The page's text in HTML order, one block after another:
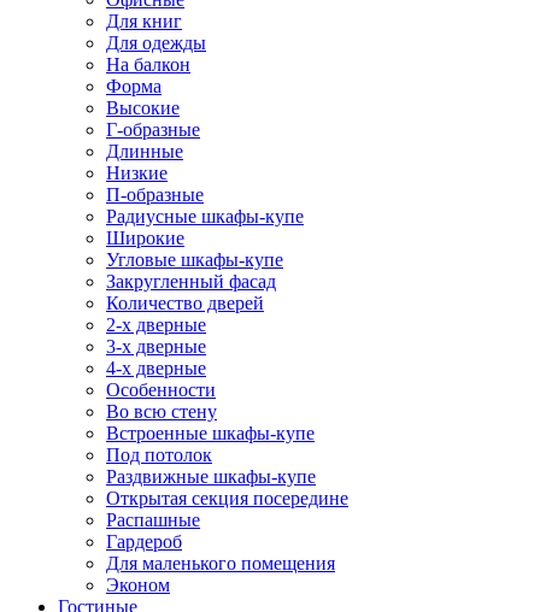
Для книг
Для одежды
На балкон
Форма
Высокие
Г-образные
Длинные
Низкие
П-образные
Радиусные шкафы-купе
Широкие
Угловые шкафы-купе
Закругленный фасад
Количество дверей
2-х дверные
3-х дверные
4-х дверные
Особенности
Во всю стену
Встроенные шкафы-купе
Под потолок
Раздвижные шкафы-купе
Открытая секция посередине
Распашные
Гардероб
Для маленького помещения
Эконом
Гостиные